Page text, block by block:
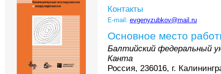
Контакты
E-mail: evgenyzubkov@mail.ru
Основное место
Балтийский федеральный
Канта
Россия, 236016, г.